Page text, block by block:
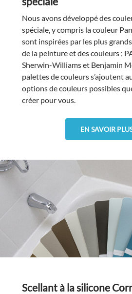
Nous avons développé des
spéciale, y compris la couleur
sont inspirées par les plus
de la peinture et des couleurs ;
Sherwin-Williams et Benjamin
palettes de couleurs s’ajoutent
options de couleurs possibles
créer pour vous.
EN SAVOIR
Scellant à la silicone